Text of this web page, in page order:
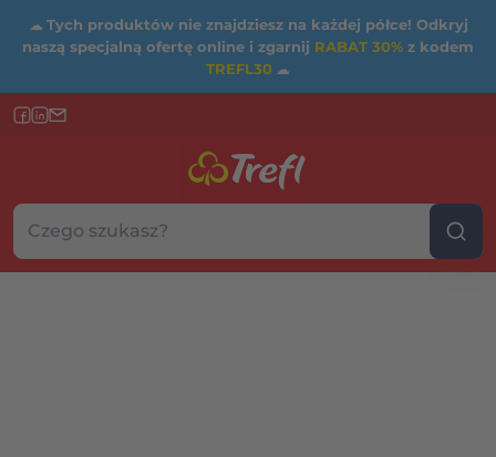
☁ Tych produktów nie znajdziesz na każdej półce! Odkryj
naszą specjalną ofertę online i zgarnij RABAT 30% z kodem
TREFL30 ☁
Szukaj w sklepie...
Wybierz kategorię